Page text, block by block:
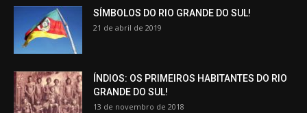
SÍMBOLOS DO RIO GRANDE DO SUL!
21 de abril de 2019
ÍNDIOS: OS PRIMEIROS HABITANTES DO RIO
GRANDE DO SUL!
13 de novembro de 2018